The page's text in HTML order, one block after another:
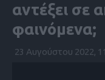
αντέξει σε
φαινόμενα;
23 Αυγούστου 2022,